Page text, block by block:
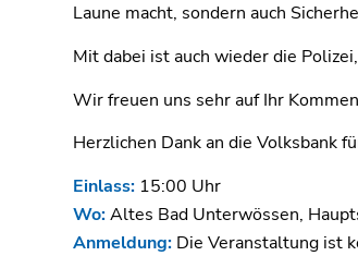
Laune macht, sondern auch
Mit dabei ist auch wieder die
Wir freuen uns sehr auf Ihr
Herzlichen Dank an die Volksbank
Einlass: 15:00 Uhr
Wo:Altes Bad
Anmeldung: Die Veranstaltung ist